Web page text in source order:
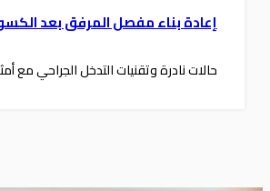
إعادة بناء مفصل المرفق بعد
حالات نادرة وتقنيات التدخل الجراحي مع